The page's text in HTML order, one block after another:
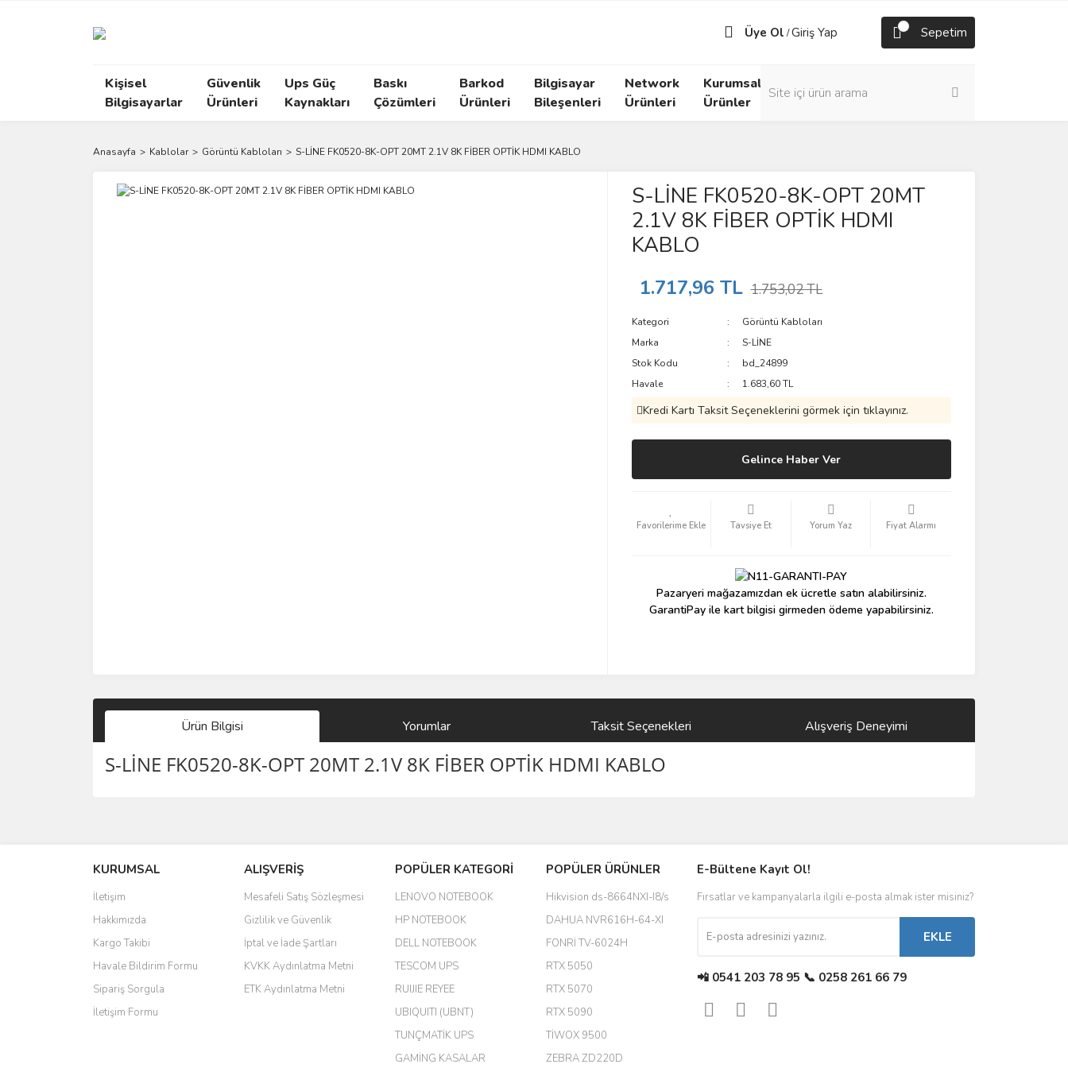
Üye Ol /Giriş Yap Sepetim
Kişisel
Bilgisayarlar
Güvenlik
Ürünleri
Ups Güç
Kaynakları
Baskı
Çözümleri
Barkod
Ürünleri
Bilgisayar
Bileşenleri
Network
Ürünleri
Kurumsal
Ürünler
Anasayfa Kablolar Görüntü Kabloları S-LİNE FK0520-8K-OPT 20MT 2.1V 8K FİBER OPTİK HDMI KABLO
S-LİNE FK0520-8K-OPT 20MT
2.1V 8K FİBER OPTİK HDMI
KABLO
1.717,96 TL 1.753,02 TL
Kategori
Görüntü Kabloları
Marka
S-LİNE
Stok Kodu
bd_24899
Havale
1.683,60 TL
Kredi Kartı Taksit Seçeneklerini görmek için tıklayınız.
Gelince Haber Ver
Tavsiye Et Yorum Yaz Fiyat Alarmı
Pazaryeri mağazamızdan ek ücretle satın alabilirsiniz.
GarantiPay ile kart bilgisi girmeden ödeme yapabilirsiniz.
Ürün Bilgisi Yorumlar Taksit Seçenekleri Alışveriş Deneyimi
S-LİNE FK0520-8K-OPT 20MT 2.1V 8K FİBER OPTİK HDMI KABLO
kamera ile 24 izlenmektedir diye küçük bir tabela olsa daha hoş olurdu
Barış Başaran | 04/07/2026
hızlı güvenli bir alışveriş oldu
Yalçın Kaya | 20/06/2026
KURUMSAL
İletişim
Hakkımızda
Kargo Takibi
Havale Bildirim Formu
Sipariş Sorgula
İletişim Formu
ALIŞVERİŞ
Mesafeli Satış Sözleşmesi
Gizlilik ve Güvenlik
İptal ve İade Şartları
KVKK Aydınlatma Metni
ETK Aydınlatma Metni
POPÜLER KATEGORİ
LENOVO NOTEBOOK
HP NOTEBOOK
DELL NOTEBOOK
TESCOM UPS
RUIJIE REYEE
UBIQUITI (UBNT)
TUNÇMATİK UPS
GAMİNG KASALAR
POPÜLER ÜRÜNLER
Hikvision ds-8664NXI-I8/s
DAHUA NVR616H-64-XI
FONRİ TV-6024H
RTX 5050
RTX 5070
RTX 5090
TİWOX 9500
ZEBRA ZD220D
E-Bültene Kayıt Ol!
Fırsatlar ve kampanyalarla ilgili e-posta almak ister misiniz?
EKLE
📲 0541 203 78 95 📞 0258 261 66 79